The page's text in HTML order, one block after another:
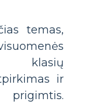
temas,
klasių
ir